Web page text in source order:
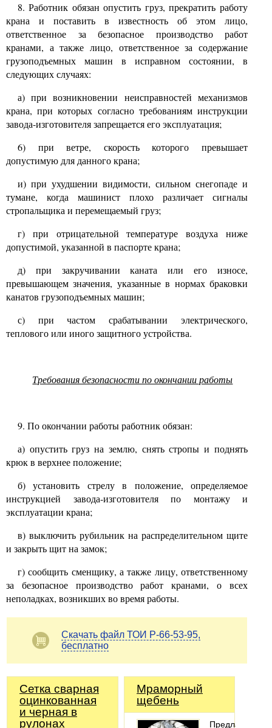
8. Работник обязан опустить груз, прекратить работу
крана и поставить в известность об этом лицо,
ответственное за безопасное производство работ
кранами, а также лицо, ответственное за содержание
грузоподъемных машин в исправном состоянии, в
следующих случаях:
а) при возникновении неисправностей механизмов
крана, при которых согласно требованиям инструкции
завода-изготовителя запрещается его эксплуатация;
6)при ветре, скорость которого превышает
допустимую для данного крана;
и) при ухудшении видимости, сильном снегопаде и
тумане, когда машинист плохо различает сигналы
стропальщика и перемещаемый груз;
г) при отрицательной температуре воздуха ниже
допустимой, указанной в паспорте крана;
д) при закручивании каната или его износе,
превышающем значения, указанные в нормах браковки
канатов грузоподъемных машин;
с) при частом срабатывании электрического,
теплового или иного защитного устройства.
Требования безопасности по окончании работы
9. По окончании работы работник обязан:
а) опустить груз на землю, снять стропы и поднять
крюк в верхнее положение;
б) установить стрелу в положение, определяемое
инструкцией завода-изготовителя по монтажу и
эксплуатации крана;
в) выключить рубильник на распределительном щите
и закрыть щит на замок;
г) сообщить сменщику, а также лицу, ответственному
за безопасное производство работ кранами, о всех
неполадках, возникших во время работы.
Скачать файл ТОИ Р-66-53-95,
бесплатно
Сетка сварная
оцинкованная
и черная в
рулонах
Мраморный
щебень
Предлагаем